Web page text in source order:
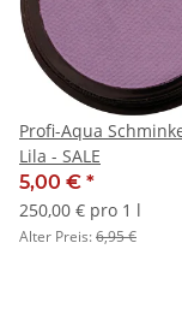
Profi-Aqua
Lila - SALE
5,00 € *
250,00 € pro 1 l
Alter Preis:6,95 €